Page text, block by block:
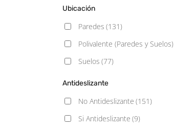
Ubicación
Paredes (131)
Polivalente (Paredes y Suelos)
Suelos (77)
Antideslizante
No Antideslizante (151)
Si Antideslizante (9)